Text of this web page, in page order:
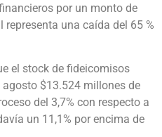
por un monto de
una caída del 65 %
el stock de fideicomisos
$13.524 millones de
del 3,7% con respecto a
un 11,1% por encima de